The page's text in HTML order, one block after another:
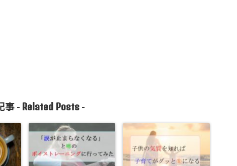
事 - Related Posts-